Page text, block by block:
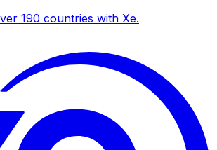
190 countries with Xe.